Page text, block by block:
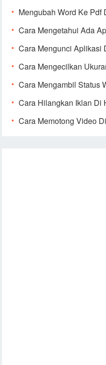
Mengubah Word Ke Pdf
Cara Mengetahui Ada
Cara Mengunci Aplikasi
Cara Mengecilkan
Cara Mengambil Status
Cara Hilangkan Iklan Di
Cara Memotong Video